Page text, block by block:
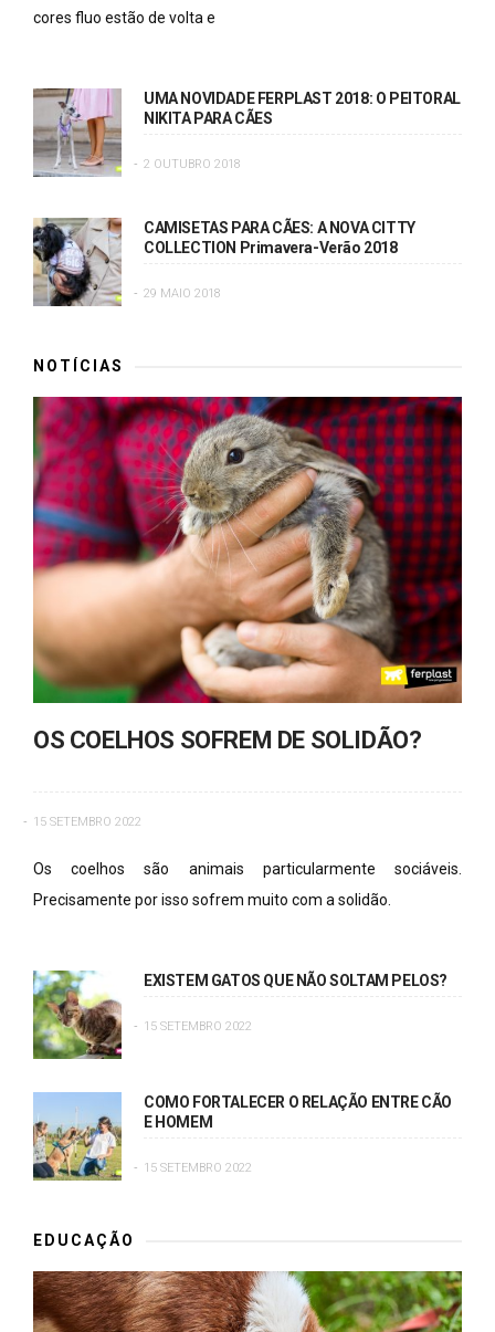
cores fluo estão de volta e
UMA NOVIDADE FERPLAST 2018: O PEITORAL
NIKITA PARA CÃES
2 OUTUBRO 2018
CAMISETAS PARA CÃES: A NOVA CITTY
COLLECTION Primavera-Verão 2018
29 MAIO 2018
NOTÍCIAS
OS COELHOS SOFREM DE SOLIDÃO?
15 SETEMBRO 2022
Os coelhos são animais particularmente sociáveis.
Precisamente por isso sofrem muito com a solidão.
EXISTEM GATOS QUE NÃO SOLTAM PELOS?
15 SETEMBRO 2022
COMO FORTALECER O RELAÇÃO ENTRE CÃO
E HOMEM
15 SETEMBRO 2022
EDUCAÇÃO